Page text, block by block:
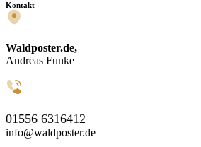
Kontakt
Waldposter.de,
Andreas Funke
01556 6316412
info@waldposter.de